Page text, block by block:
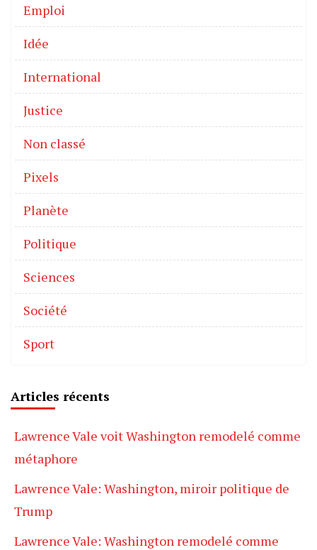
Emploi
Idée
International
Justice
Non classé
Pixels
Planète
Politique
Sciences
Société
Sport
Articles récents
Lawrence Vale voit Washington remodelé comme
métaphore
Lawrence Vale: Washington, miroir politique de
Trump
Lawrence Vale: Washington remodelé comme